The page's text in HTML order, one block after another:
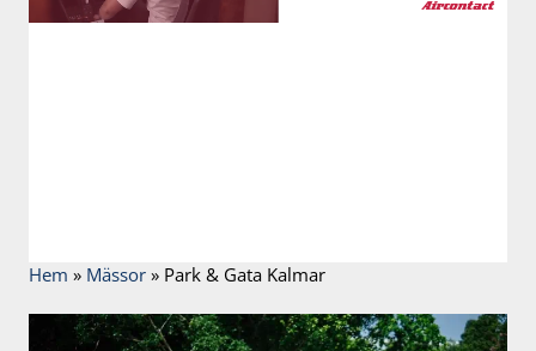
Hem » Mässor » Park & Gata Kalmar